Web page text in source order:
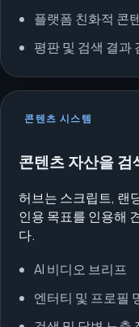
플랫폼 친화적 콘
평판 및 검색 결과
콘텐츠 시스템
콘텐츠 자산을
허브는 스크립트, 랜
인용 목표를 인용해
다.
AI 비디오 브리프
엔터티 및 프로필